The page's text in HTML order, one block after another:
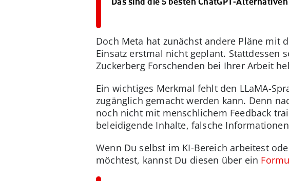
Doch Meta hat zunächst andere Pläne mit
Einsatz erstmal nicht geplant. Stattdessen
Zuckerberg Forschenden bei Ihrer Arbeit
Ein wichtiges Merkmal fehlt den LLaMA-
zugänglich gemacht werden kann. Denn
noch nicht mit menschlichem Feedback
beleidigende Inhalte, falsche
Wenn Du selbst im KI-Bereich arbeitest
möchtest, kannst Du diesen über ein